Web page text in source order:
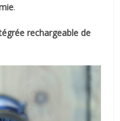
.
rechargeable de